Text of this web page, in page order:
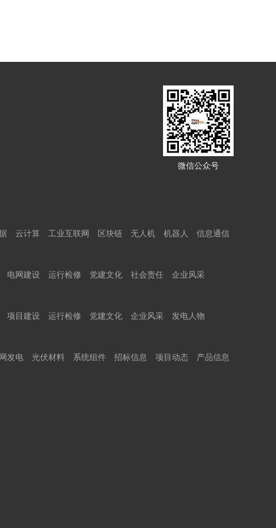
微信公众号
云计算 工业互联网 区块链 无人机 机器人
信息通信
电网建设 运行检修 党建文化 社会责任
企业风采
项目建设 运行检修 党建文化 企业风采
发电人物
发电 光伏材料 系统组件 招标信息 项目动态 产品信息